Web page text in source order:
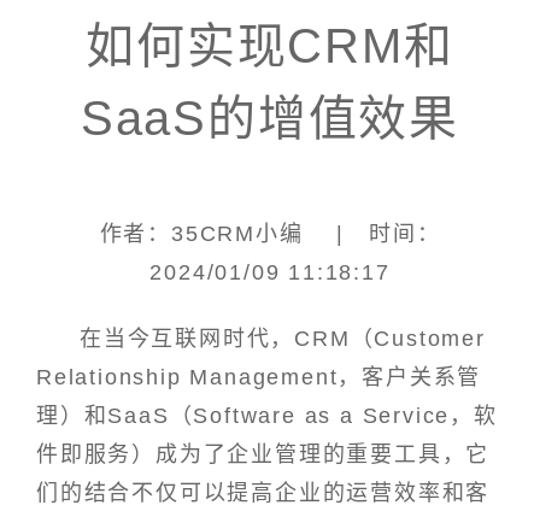
如何实现CRM和
SaaS的增值效果
作者：35CRM小编 | 时间：
2024/01/09 11:18:17
在当今互联网时代，CRM（Customer
Relationship Management，客户关系管
理）和SaaS（Software as a Service，软
件即服务）成为了企业管理的重要工具，它
们的结合不仅可以提高企业的运营效率和客